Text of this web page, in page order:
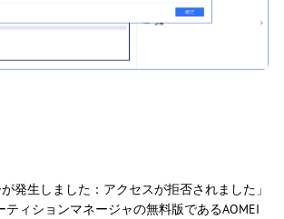
が発生しました：アクセスが拒否されました」
ティションマネージャの無料版であるAOMEI